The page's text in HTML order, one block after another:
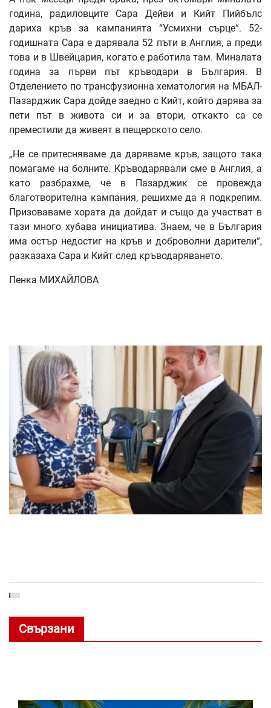
година, радиловците Сара Дейви и Кийт Пийбълс
дариха кръв за кампанията “Усмихни сърце“. 52-
годишната Сара е дарявала 52 пъти в Англия, а преди
това и в Швейцария, когато е работила там. Миналата
година за първи път кръводари в България. В
Отделението по трансфузионна хематология на МБАЛ-
Пазарджик Сара дойде заедно с Кийт, който дарява за
пети път в живота си и за втори, откакто са се
преместили да живеят в пещерското село.
„Не се притесняваме да даряваме кръв, защото така
помагаме на болните. Кръводарявали сме в Англия, а
като разбрахме, че в Пазарджик се провежда
благотворителна кампания, решихме да я подкрепим.
Призоваваме хората да дойдат и също да участват в
тази много хубава инициатива. Знаем, че в България
има остър недостиг на кръв и доброволни дарители“,
разказаха Сара и Кийт след кръводаряването.
Пенка МИХАЙЛОВА
Свързани